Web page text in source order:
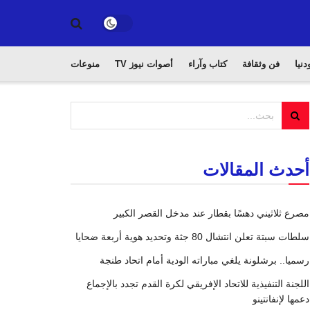
فن وثقافة كتاب وآراء أصوات نيوز TV منوعات
أحدث المقالات
مصرع ثلاثيني دهسًا بقطار عند مدخل القصر الكبير
سلطات سبتة تعلن انتشال 80 جثة وتحديد هوية أربعة ضحايا
رسميا.. برشلونة يلغي مباراته الودية أمام اتحاد طنجة
اللجنة التنفيذية للاتحاد الإفريقي لكرة القدم تجدد بالإجماع
دعمها لإنفانتينو